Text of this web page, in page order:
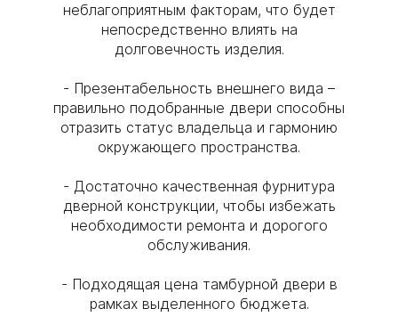
неблагоприятным факторам, что будет
непосредственно влиять на
долговечность изделия.
- Презентабельность внешнего вида –
правильно подобранные двери способны
отразить статус владельца и гармонию
окружающего пространства.
- Достаточно качественная фурнитура
дверной конструкции, чтобы избежать
необходимости ремонта и дорогого
обслуживания.
- Подходящая цена тамбурной двери в
рамках выделенного бюджета.